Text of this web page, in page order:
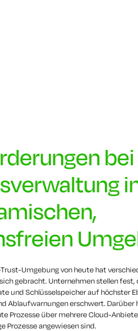
Umgebung von heute hat
gebracht. Unternehmen stellen fest,
und Schlüsselspeicher auf höchster
Ablaufwarnungen erschwert. Darüber
Prozesse über mehrere Cloud-
Prozesse angewiesen sind.